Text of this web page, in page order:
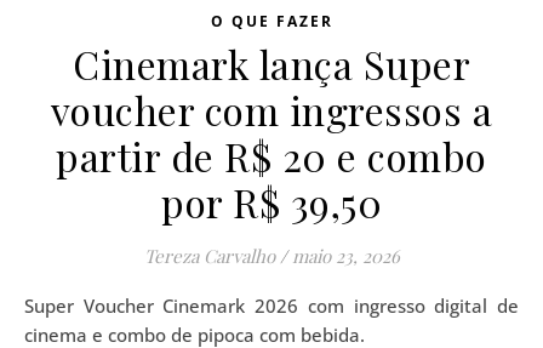
O QUE FAZER
Cinemark lança Super
voucher com ingressos a
partir de R$ 20 e combo
por R$ 39,50
Tereza Carvalho / maio 23, 2026
Super Voucher Cinemark 2026 com ingresso digital de
cinema e combo de pipoca com bebida.